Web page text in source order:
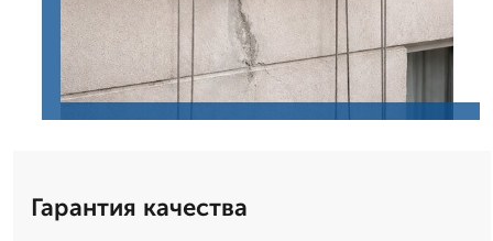
Гарантия качества